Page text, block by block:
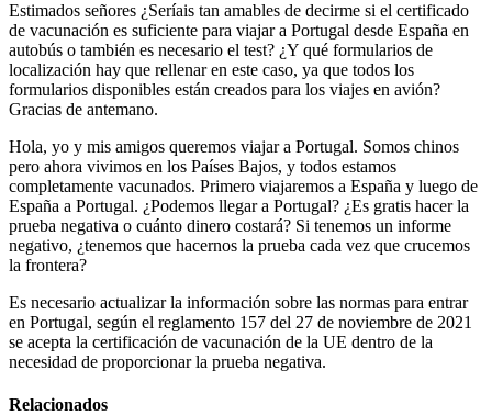
Estimados señores ¿Seríais tan amables de decirme si el certificado
de vacunación es suficiente para viajar a Portugal desde España en
autobús o también es necesario el test? ¿Y qué formularios de
localización hay que rellenar en este caso, ya que todos los
formularios disponibles están creados para los viajes en avión?
Gracias de antemano.
Hola, yo y mis amigos queremos viajar a Portugal. Somos chinos
pero ahora vivimos en los Países Bajos, y todos estamos
completamente vacunados. Primero viajaremos a España y luego de
España a Portugal. ¿Podemos llegar a Portugal? ¿Es gratis hacer la
prueba negativa o cuánto dinero costará? Si tenemos un informe
negativo, ¿tenemos que hacernos la prueba cada vez que crucemos
la frontera?
Es necesario actualizar la información sobre las normas para entrar
en Portugal, según el reglamento 157 del 27 de noviembre de 2021
se acepta la certificación de vacunación de la UE dentro de la
necesidad de proporcionar la prueba negativa.
Relacionados